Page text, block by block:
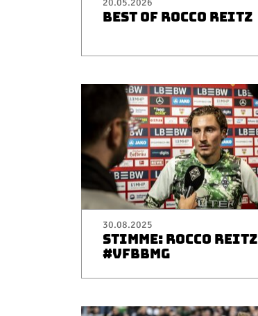
20.05.2026
BEST OF ROCCO REITZ
30.08.2025
STIMME: ROCCO REITZ
#VFBBMG